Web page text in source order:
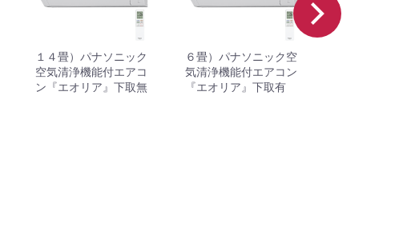
１４畳）パナソニック
空気清浄機能付エアコ
ン『エオリア』下取無
６畳）パナソニック空
気清浄機能付エアコン
『エオリア』下取有